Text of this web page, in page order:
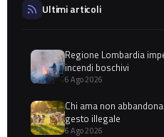
Ultimi articoli
Regione Lombardia
incendi boschivi
6 Ago 2026
Chi ama non
gesto illegale
6 Ago 2026